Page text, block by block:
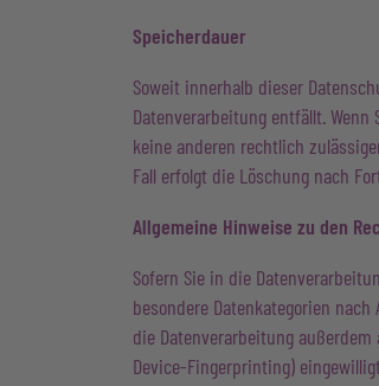
Speicherdauer
Soweit innerhalb dieser
Datenverarbeitung entfällt.
keine anderen rechtlich
Fall erfolgt die Löschung nach
Allgemeine Hinweise zu den
Sofern Sie in die
besondere Datenkategorien
die Datenverarbeitung außerdem
Device-Fingerprinting)